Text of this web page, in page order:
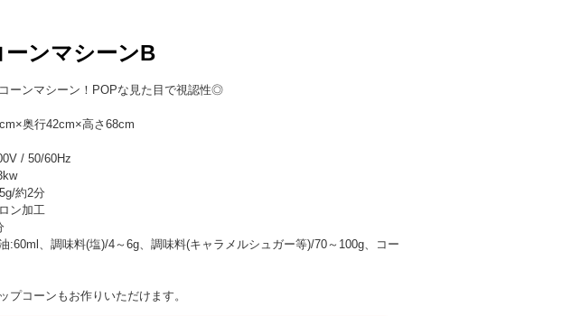
ンマシーンB
ーンマシーン！POPな見た目で視認性◎
奥行42cm×高さ68cm
/ 50/60Hz
約2分
ン加工
:60ml、調味料(塩)/4～6g、調味料(キャラメルシュガー等)/70～100g、コー
プコーンもお作りいただけます。